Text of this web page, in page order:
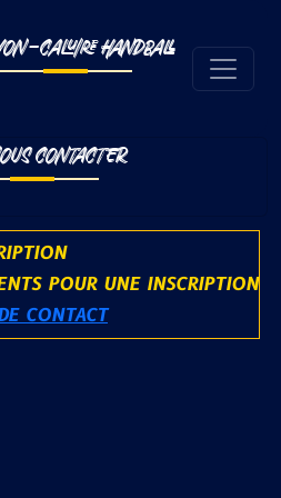
CALUIRE HANDBALL
CONTACTER
POUR UNE INSCRIPTION
CONTACT